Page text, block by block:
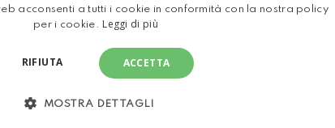
E DEL
Camper Nuovi
acconsenti a tutti i cookie in conformità con la nostra policy
per i cookie.
Leggi di più
ACCETTA
RIFIUTA
MOSTRA DETTAGLI